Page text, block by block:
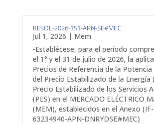
RESOL-2026-151-APN-SE#MEC
Jul 1, 2026 | Mem
-Establécese, para el período
el 1° y el 31 de julio de 2026, la
Precios de Referencia de la Potencia
del Precio Estabilizado de la Energía
Precio Estabilizado de los Servicios
(PES) en el MERCADO ELÉCTRICO
(MEM), establecidos en el Anexo
63234940-APN-DNRYDSE#MEC)